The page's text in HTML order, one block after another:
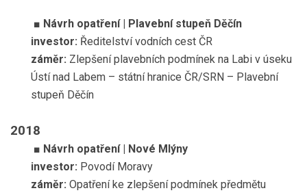
■ Návrh opatření | Plavební stupeň Děčín
investor: Ředitelství vodních cest ČR
záměr: Zlepšení plavebních podmínek na Labi v úseku
Ústí nad Labem – státní hranice ČR/SRN – Plavební
stupeň Děčín
2018
■ Návrh opatření | Nové Mlýny
investor: Povodí Moravy
záměr: Opatření ke zlepšení podmínek předmětu